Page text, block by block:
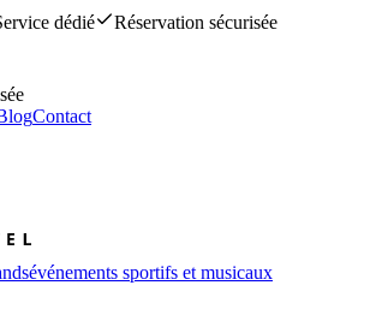
dédié
Réservation sécurisée
Contact
événements sportifs et musicaux